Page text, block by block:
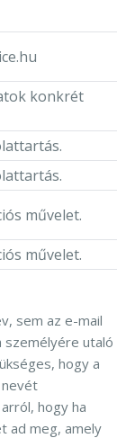
konkrét
művelet.
művelet.
sem az e-mail
személyére utaló
hogy a
nevét
hogy ha
ad meg, amely